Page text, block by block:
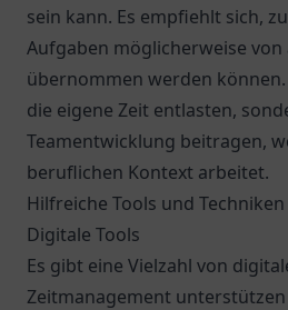
sein kann. Es empfiehlt sich,
Aufgaben möglicherweise von
übernommen werden
die eigene Zeit entlasten,
Teamentwicklung beitragen,
beruflichen Kontext arbeitet.
Hilfreiche Tools und Techniken
Digitale Tools
Es gibt eine Vielzahl von
Zeitmanagement